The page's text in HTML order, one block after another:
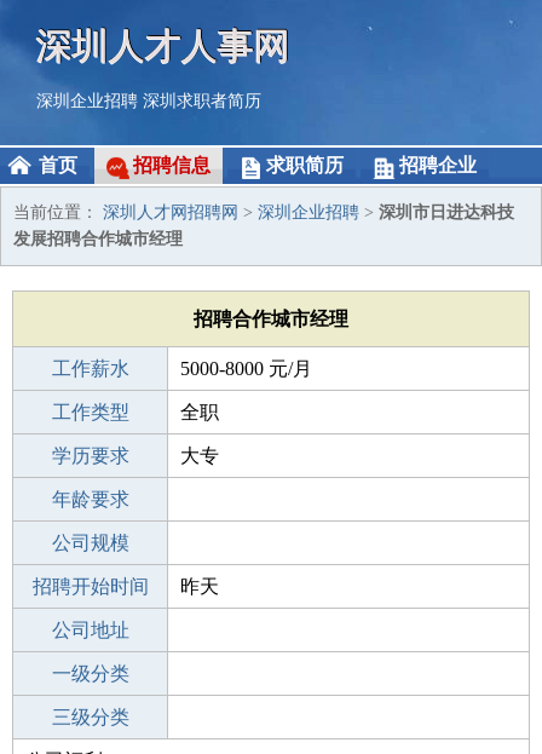
深圳人才人事网
深圳企业招聘 深圳求职者简历
首页 招聘信息 求职简历 招聘企业
当前位置： 深圳人才网招聘网 > 深圳企业招聘 > 深圳市日进达科技
发展招聘合作城市经理
招聘合作城市经理
工作薪水 5000-8000 元/月
招聘人数 1人
工作类型 全职
性别要求 -
学历要求 大专
工作经验
年龄要求
工作地点
公司规模
公司电话
招聘开始时间 昨天
招聘结束时间
公司地址
一级分类
二级分类
三级分类